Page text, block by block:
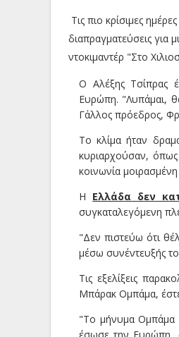
Τις πιο κρίσιμες
διαπραγματεύσεις για
ντοκιμαντέρ "Στο
Ο Αλέξης Τσίπρας
Ευρώπη. "Λυπάμαι,
Γάλλος πρόεδρος,
Το κλίμα ήταν
κυριαρχούσαν, όπως
κοινωνία
Η Ελλάδα δεν
συγκαταλεγόμενη
"Δεν πιστεύω ότι
μέσω συνέντευξής
Τις εξελίξεις
Μπάρακ Ομπάμα,
"Το μήνυμα Ομπάμα